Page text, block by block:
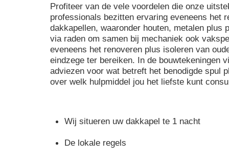
Profiteer van de vele voordelen die onze
professionals bezitten ervaring eveneens het
dakkapellen, waaronder houten, metalen plus
via raden om samen bij mechaniek ook
eveneens het renoveren plus isoleren van
eindzege ter bereiken. In de bouwtekeningen
adviezen voor wat betreft het benodigde spul
over welk hulpmiddel jou het liefste kunt
Wij situeren uw dakkapel te 1 nacht
De lokale regels